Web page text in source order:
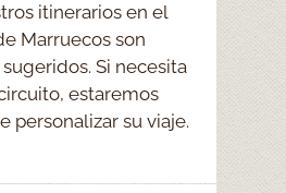
itinerarios en el
Marruecos son
Si necesita
estaremos
personalizar su viaje.
los destinos que
Sahara, la costa
montañas del Atlas,
días desea viajar.